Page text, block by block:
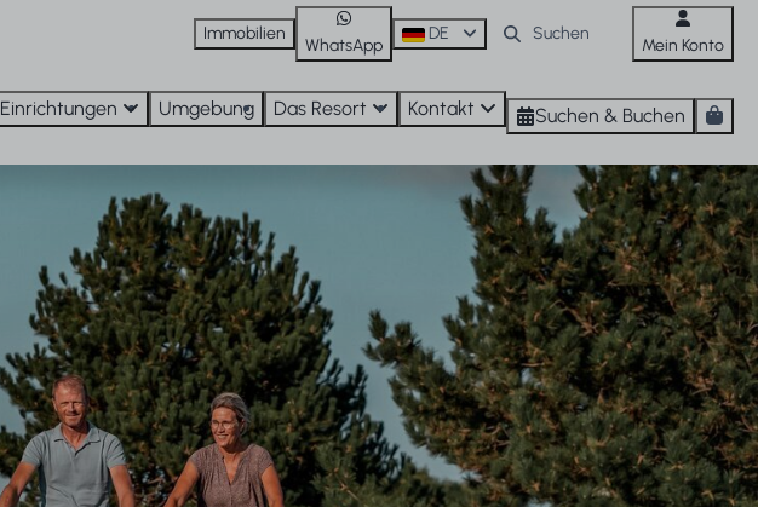
Immobilien
WhatsApp
DE
Mein Konto
Einrichtungen Umgebung Das Resort Kontakt Suchen & Buchen